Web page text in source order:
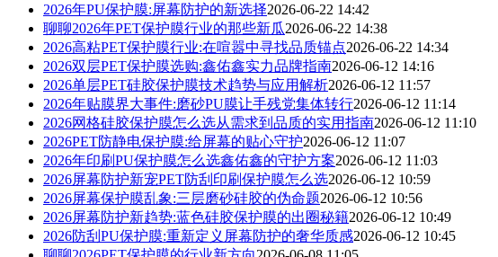
2026年PU保护膜:屏幕防护的新选择2026-06-22 14:42
聊聊2026年PET保护膜行业的那些新瓜2026-06-22 14:38
2026高粘PET保护膜行业:在喧嚣中寻找品质锚点2026-06-22 14:34
2026双层PET保护膜选购:鑫佑鑫实力品牌指南2026-06-12 14:16
2026单层PET硅胶保护膜技术趋势与应用解析2026-06-12 11:57
2026年贴膜界大事件:磨砂PU膜让手残党集体转行2026-06-12 11:14
2026网格硅胶保护膜怎么选从需求到品质的实用指南2026-06-12 11:10
2026PET防静电保护膜:给屏幕的贴心守护2026-06-12 11:07
2026年印刷PU保护膜怎么选鑫佑鑫的守护方案2026-06-12 11:03
2026屏幕防护新宠PET防刮印刷保护膜怎么选2026-06-12 10:59
2026屏幕保护膜乱象:三层磨砂硅胶的伪命题2026-06-12 10:56
2026屏幕防护新趋势:蓝色硅胶保护膜的出圈秘籍2026-06-12 10:49
2026防刮PU保护膜:重新定义屏幕防护的奢华质感2026-06-12 10:45